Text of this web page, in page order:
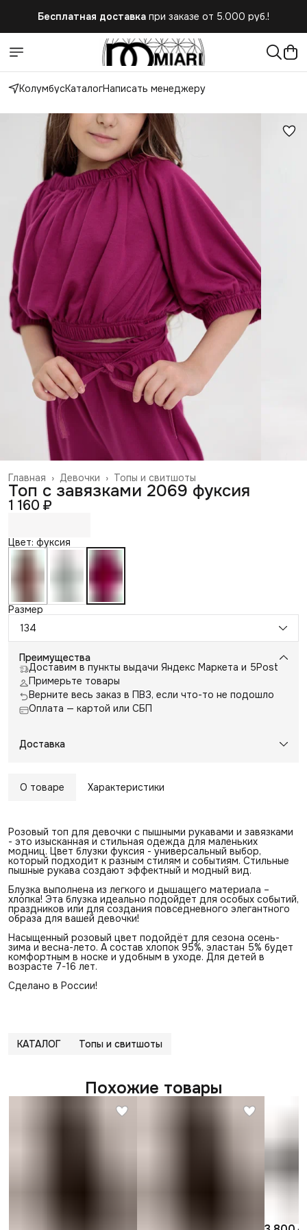
Бесплатная доставка при заказе от 5.000 руб.!
Обратите внимание! Действует только полный выкуп или
полный отказ при получении заказа
КолумбусКаталогНаписать менеджеру
Топы и свитшоты
Девочки ›
Главная ›
Топ с завязками 2069 фуксия
1 160 ₽
Цвет: фуксия
Размер
134
Преимущества
Доставим в пункты выдачи Яндекс Маркета и 5Post
Примерьте товары
Верните весь заказ в ПВЗ, если что-то не подошло
Оплата — картой или СБП
Доставка
О товаре Характеристики
Розовый топ для девочки с пышными рукавами и завязками
- это изысканная и стильная одежда для маленьких
модниц. Цвет блузки фуксия - универсальный выбор,
который подходит к разным стилям и событиям. Стильные
пышные рукава создают эффектный и модный вид.
Блузка выполнена из легкого и дышащего материала –
хлопка! Эта блузка идеально подойдет для особых событий,
праздников или для создания повседневного элегантного
образа для вашей девочки!
Насыщенный розовый цвет подойдёт для сезона осень-
зима и весна-лето. А состав хлопок 95%, эластан 5% будет
комфортным в носке и удобным в уходе. Для детей в
возрасте 7-16 лет.
Сделано в России!
КАТАЛОГ Топы и свитшоты
Похожие товары